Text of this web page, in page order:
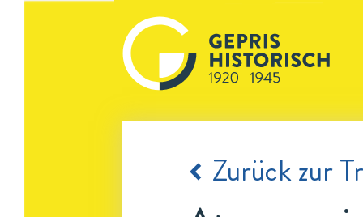
Zurück zur